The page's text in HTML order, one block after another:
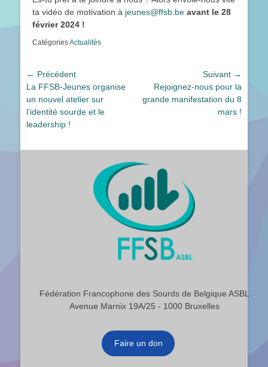
ta vidéo de motivation à jeunes@ffsb.be avant le 28
février 2024 !
CatégoriesActualités
Navigation
de
l’article
← Précédent
Article
précédent :
La FFSB-Jeunes organise
un nouvel atelier sur
l’identité sourde et le
leadership !
Suivant →
Article
suivant :
Rejoignez-nous pour la
grande manifestation du 8
mars !
Fédération Francophone des Sourds de Belgique ASBL
Avenue Marnix 19A/25 - 1000 Bruxelles
Faire un don